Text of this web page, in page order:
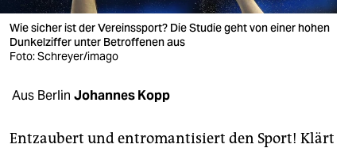
verlag
verlag
shop
fragen & hilfe
Wie sicher ist der Vereinssport? Die Studie geht von einer hohen
Dunkelziffer unter Betroffenen aus
Foto: Schreyer/imago
Aus Berlin Johannes Kopp
Entzaubert und entromantisiert den Sport! Klärt